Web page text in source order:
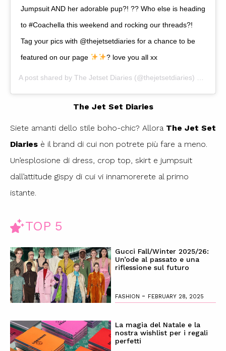
Jumpsuit AND her adorable pup?! ?? Who else is heading
to #Coachella this weekend and rocking our threads?!
Tag your pics with @thejetsetdiaries for a chance to be
featured on our page
? love you all xx
A post shared by The Jetset Diaries (@thejetsetdiaries) on
The Jet Set Diaries
Siete amanti dello stile boho-chic? Allora The Jet Set
Diaries è il brand di cui non potrete più fare a meno.
Un’esplosione di dress, crop top, skirt e jumpsuit
dall’attitude gispy di cui vi innamorerete al primo
istante.
TOP 5
Gucci Fall/Winter 2025/26:
Un’ode al passato e una
riflessione sul futuro
FASHION - FEBRUARY 28, 2025
La magia del Natale e la
nostra wishlist per i regali
perfetti